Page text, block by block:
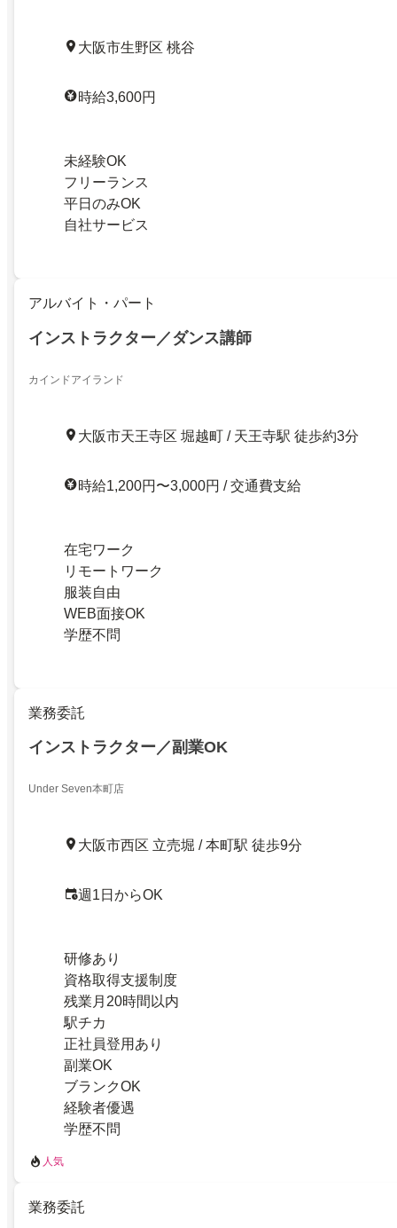
大阪市生野区 桃谷
時給3,600円
未経験OK
フリーランス
平日のみOK
自社サービス
アルバイト・パート
インストラクター／ダンス講師
カインドアイランド
大阪市天王寺区 堀越町 / 天王寺駅 徒歩約3分
時給1,200円〜3,000円 / 交通費支給
在宅ワーク
リモートワーク
服装自由
WEB面接OK
学歴不問
業務委託
インストラクター／副業OK
Under Seven本町店
大阪市西区 立売堀 / 本町駅 徒歩9分
週1日からOK
研修あり
資格取得支援制度
残業月20時間以内
駅チカ
正社員登用あり
副業OK
ブランクOK
経験者優遇
学歴不問
人気
業務委託